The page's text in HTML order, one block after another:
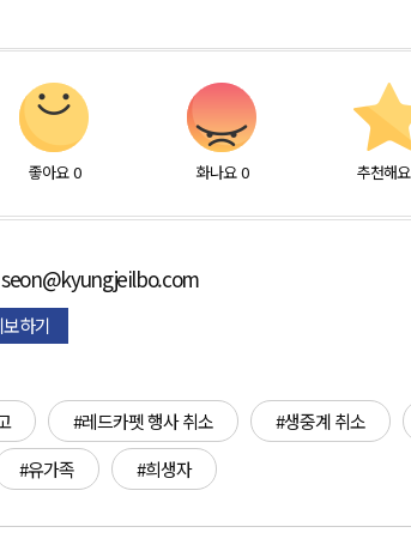
좋아요 0 화나요 0 추천해요
seon@kyungjeilbo.com
하기
#레드카펫 행사 취소 #생중계 취소
#유가족 #희생자